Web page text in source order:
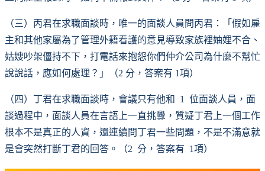
（三）丙君在求職面談時，唯一的面談人員問丙君：「假如雇
主和其他家屬為了管理外籍看護的意見導致家族裡妯娌不合、
姑嫂吵架僵持不下，打電話來抱怨你們仲介公司為什麼不幫忙
說說話，應如何處理？」（2 分，答案有 1項）
（四）丁君在求職面談時，會議只有他和 1 位面談人員，面
談過程中，面談人員在言語上一直挑釁，質疑丁君上一個工作
根本不是真正的人資，還連續問丁君一些問題，不是不滿意就
是會突然打斷丁君的回答。（2 分，答案有 1項）